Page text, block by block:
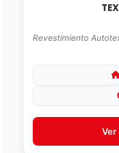
Revestimiento
Ver